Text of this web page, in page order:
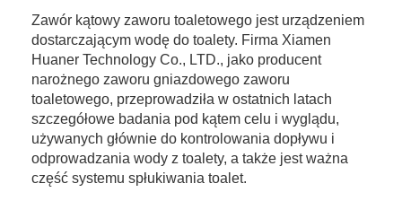
Zawór kątowy zaworu toaletowego jest urządzeniem
dostarczającym wodę do toalety. Firma Xiamen
Huaner Technology Co., LTD., jako producent
narożnego zaworu gniazdowego zaworu
toaletowego, przeprowadziła w ostatnich latach
szczegółowe badania pod kątem celu i wyglądu,
używanych głównie do kontrolowania dopływu i
odprowadzania wody z toalety, a także jest ważna
część systemu spłukiwania toalet.